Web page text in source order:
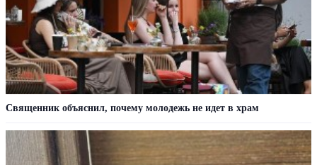
Cвященник объяснил, почему молодежь не идет в храм